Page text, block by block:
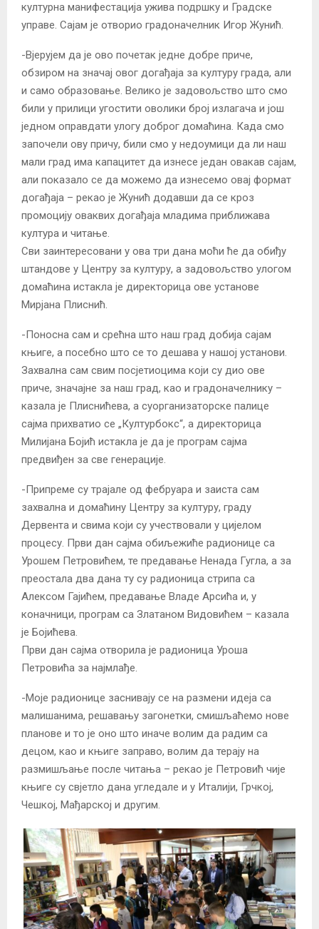
културна манифестација ужива подршку и Градске
управе. Сајам је отворио градоначелник Игор Жунић.
-Вјерујем да је ово почетак једне добре приче,
обзиром на значај овог догађаја за културу града, али
и само образовање. Велико је задовољство што смо
били у прилици угостити оволики број излагача и још
једном оправдати улогу доброг домаћина. Када смо
започели ову причу, били смо у недоумици да ли наш
мали град има капацитет да изнесе један овакав сајам,
али показало се да можемо да изнесемо овај формат
догађаја – рекао је Жунић додавши да се кроз
промоцију оваквих догађаја младима приближава
култура и читање.
Сви заинтересовани у ова три дана моћи ће да обиђу
штандове у Центру за културу, а задовољство улогом
домаћина истакла је директорица ове установе
Мирјана Плиснић.
-Поносна сам и срећна што наш град добија сајам
књиге, а посебно што се то дешава у нашој установи.
Захвална сам свим посјетиоцима који су дио ове
приче, значајне за наш град, као и градоначелнику –
казала је Плиснићева, а суорганизаторске палице
сајма прихватио се „Културбокс“, а директорица
Милијана Бојић истакла је да је програм сајма
предвиђен за све генерације.
-Припреме су трајале од фебруара и заиста сам
захвална и домаћину Центру за културу, граду
Дервента и свима који су учествовали у цијелом
процесу. Први дан сајма обиљежиће радионице са
Урошем Петровићем, те предавање Ненада Гугла, а за
преостала два дана ту су радионица стрипа са
Алексом Гајићем, предавање Владе Арсића и, у
коначници, програм са Златаном Видовићем – казала
је Бојићева.
Први дан сајма отворила је радионица Уроша
Петровића за најмлађе.
-Моје радионице заснивају се на размени идеја са
малишанима, решавању загонетки, смишљаћемо нове
планове и то је оно што иначе волим да радим са
децом, као и књиге заправо, волим да терају на
размишљање после читања – рекао је Петровић чије
књиге су свјетло дана угледале и у Италији, Грчкој,
Чешкој, Мађарској и другим.